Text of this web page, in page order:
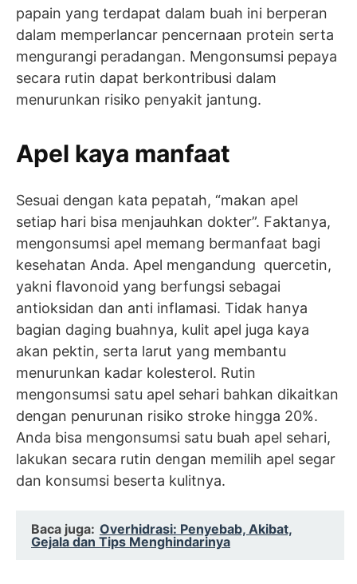
papain yang terdapat dalam buah ini berperan
dalam memperlancar pencernaan protein serta
mengurangi peradangan. Mengonsumsi pepaya
secara rutin dapat berkontribusi dalam
menurunkan risiko penyakit jantung.
Apel kaya manfaat
Sesuai dengan kata pepatah, “makan apel
setiap hari bisa menjauhkan dokter”. Faktanya,
mengonsumsi apel memang bermanfaat bagi
kesehatan Anda. Apel mengandung quercetin,
yakni flavonoid yang berfungsi sebagai
antioksidan dan anti inflamasi. Tidak hanya
bagian daging buahnya, kulit apel juga kaya
akan pektin, serta larut yang membantu
menurunkan kadar kolesterol. Rutin
mengonsumsi satu apel sehari bahkan dikaitkan
dengan penurunan risiko stroke hingga 20%.
Anda bisa mengonsumsi satu buah apel sehari,
lakukan secara rutin dengan memilih apel segar
dan konsumsi beserta kulitnya.
Baca juga: Overhidrasi: Penyebab, Akibat,
Gejala dan Tips Menghindarinya